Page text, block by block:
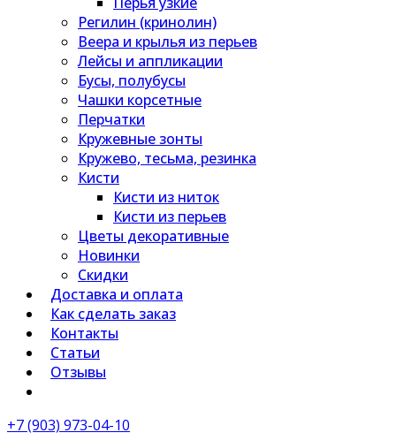
Регилин (кринолин)
Веера и крылья из перьев
Лейсы и аппликации
Бусы, полубусы
Чашки корсетные
Перчатки
Кружевные зонты
Кружево, тесьма, резинка
Кисти
Кисти из ниток
Кисти из перьев
Цветы декоративные
Новинки
Скидки
Доставка и оплата
Как сделать заказ
Контакты
Статьи
Отзывы
+7 (903) 973-04-10